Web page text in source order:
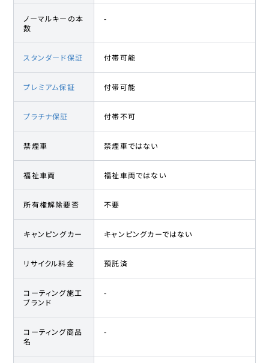
ノーマルキーの本
数
-
スタンダード保証 付帯可能
プレミアム保証 付帯可能
プラチナ保証 付帯不可
禁煙車 禁煙車ではない
福祉車両 福祉車両ではない
所有権解除要否 不要
キャンピングカー キャンピングカーではない
リサイクル料金 預託済
コーティング施工
ブランド
-
コーティング商品
名
-